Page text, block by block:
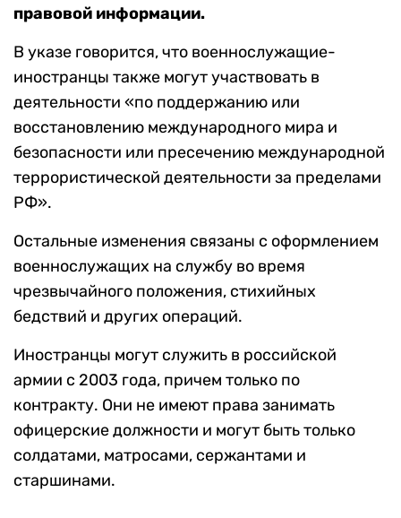
правовой информации.
В указе говорится, что военнослужащие-
иностранцы также могут участвовать в
деятельности «по поддержанию или
восстановлению международного мира и
безопасности или пресечению международной
террористической деятельности за пределами
РФ».
Остальные изменения связаны с оформлением
военнослужащих на службу во время
чрезвычайного положения, стихийных
бедствий и других операций.
Иностранцы могут служить в российской
армии с 2003 года, причем только по
контракту. Они не имеют права занимать
офицерские должности и могут быть только
солдатами, матросами, сержантами и
старшинами.